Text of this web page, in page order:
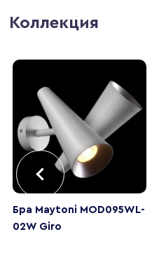
Коллекция
Бра Maytoni MOD095WL-
02W Giro